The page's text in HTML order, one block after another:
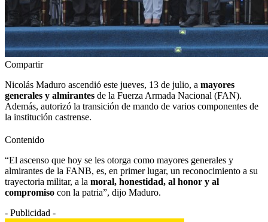
Compartir
Nicolás Maduro ascendió este jueves, 13 de julio, a mayores
generales y almirantes de la Fuerza Armada Nacional (FAN).
Además, autorizó la transición de mando de varios componentes de
la institución castrense.
Contenido
“El ascenso que hoy se les otorga como mayores generales y
almirantes de la FANB, es, en primer lugar, un reconocimiento a su
trayectoria militar, a la moral, honestidad, al honor y al
compromiso con la patria”, dijo Maduro.
- Publicidad -